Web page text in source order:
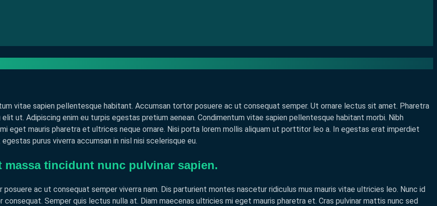
vitae sapien pellentesque habitant. Accumsan tortor posuere ac ut consequat semper. Ut ornare lectus sit amet. Pharetra
ut. Adipiscing enim eu turpis egestas pretium aenean. Condimentum vitae sapien pellentesque habitant morbi. Nibh
eget mauris pharetra et ultrices neque ornare. Nisi porta lorem mollis aliquam ut porttitor leo a. In egestas erat imperdiet
purus viverra accumsan in nisl nisi scelerisque eu.
tincidunt nunc pulvinar sapien.
ac ut consequat semper viverra nam. Dis parturient montes nascetur ridiculus mus mauris vitae ultricies leo. Nunc id
Semper quis lectus nulla at. Diam maecenas ultricies mi eget mauris pharetra et. Cras pulvinar mattis nunc sed